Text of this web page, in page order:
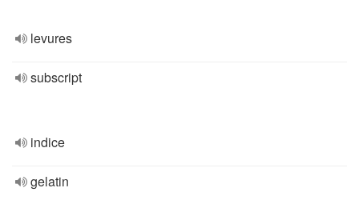
levures
subscript
indice
gelatin